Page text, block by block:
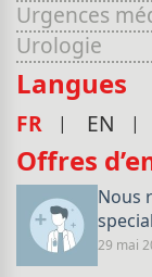
Urgences
Urologie
Langues
FR EN
Offres
Nous
29 mai